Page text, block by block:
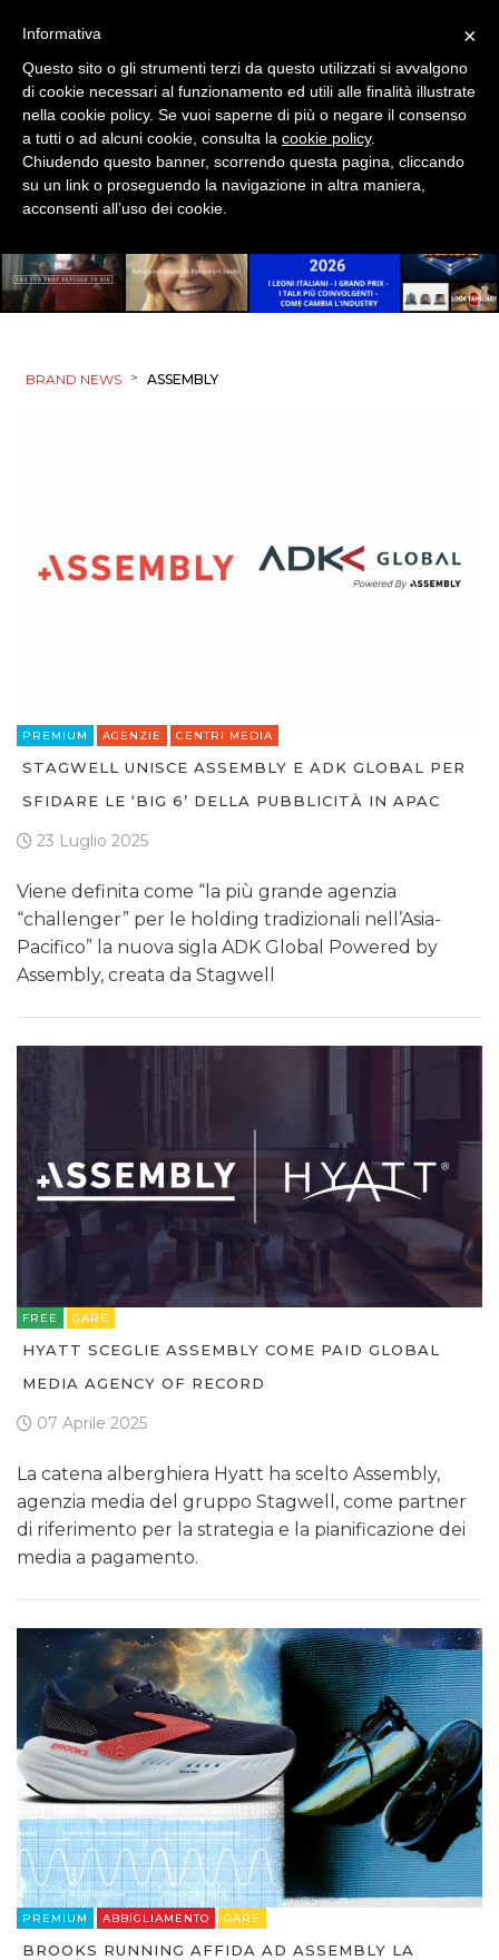
BRAND NEWS > ASSEMBLY
PREMIUM AGENZIE CENTRI MEDIA
STAGWELL UNISCE ASSEMBLY E ADK GLOBAL PER
SFIDARE LE ‘BIG 6’ DELLA PUBBLICITÀ IN APAC
23 Luglio 2025
Viene definita come “la più grande agenzia
“challenger” per le holding tradizionali nell’Asia-
Pacifico” la nuova sigla ADK Global Powered by
Assembly, creata da Stagwell
FREE GARE
HYATT SCEGLIE ASSEMBLY COME PAID GLOBAL
MEDIA AGENCY OF RECORD
07 Aprile 2025
La catena alberghiera Hyatt ha scelto Assembly,
agenzia media del gruppo Stagwell, come partner
di riferimento per la strategia e la pianificazione dei
media a pagamento.
PREMIUM ABBIGLIAMENTO GARE
BROOKS RUNNING AFFIDA AD ASSEMBLY LA
×
Informativa
Questo sito o gli strumenti terzi da questo utilizzati si avvalgono
di cookie necessari al funzionamento ed utili alle finalità illustrate
nella cookie policy. Se vuoi saperne di più o negare il consenso
a tutti o ad alcuni cookie, consulta la cookie policy.
Chiudendo questo banner, scorrendo questa pagina, cliccando
su un link o proseguendo la navigazione in altra maniera,
acconsenti all’uso dei cookie.